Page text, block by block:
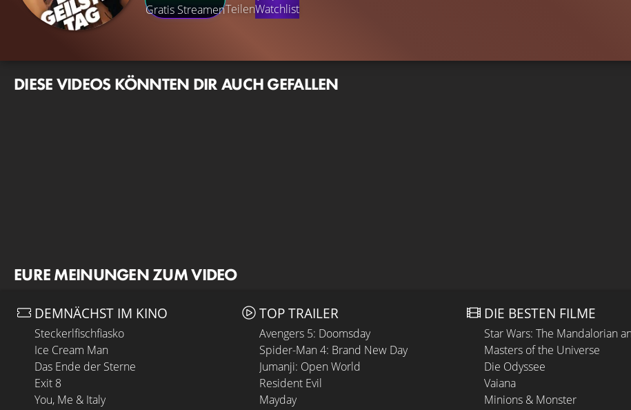
Gratis StreamenTeilenWatchlist
DIESE VIDEOS KÖNNTEN DIR AUCH GEFALLEN
EURE MEINUNGEN ZUM VIDEO
DEMNÄCHST IM KINO
Steckerlfischfiasko
Ice Cream Man
Das Ende der Sterne
Exit 8
You, Me & Italy
TOP TRAILER
Avengers 5: Doomsday
Spider-Man 4: Brand New Day
Jumanji: Open World
Resident Evil
Mayday
DIE BESTEN FILME
Star Wars: The Mandalorian
Masters of the Universe
Die Odyssee
Vaiana
Minions & Monster